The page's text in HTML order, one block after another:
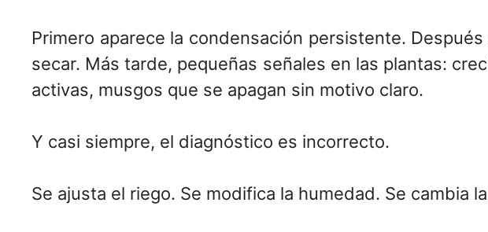
Primero aparece la condensación persistente.
secar. Más tarde, pequeñas señales en las plantas:
activas, musgos que se apagan sin motivo claro.
Y casi siempre, el diagnóstico es incorrecto.
Se ajusta el riego. Se modifica la humedad. Se cambia